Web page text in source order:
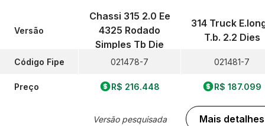
Versão
Código Fipe
Preço
Chassi 315 2.0 Ee
4325 Rodado
Simples Tb Die
021478-7
R$ 216.448
Versão pesquisada
314 Truck
T.b. 2.2 Dies
021481-7
R$ 187.099
Mais detalhes